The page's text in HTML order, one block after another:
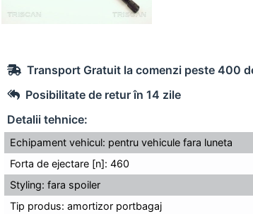
Transport Gratuit la comenzi peste 400
Posibilitate de retur în 14 zile
Detalii tehnice:
Echipament vehicul: pentru vehicule fara luneta
Forta de ejectare [n]: 460
Styling: fara spoiler
Tip produs: amortizor portbagaj